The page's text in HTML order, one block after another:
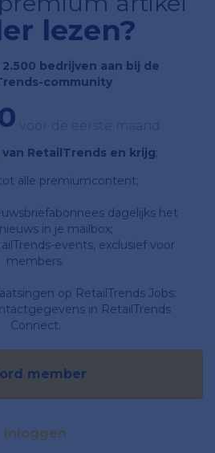
lezen?
bedrijven aan bij de
community
van RetailTrends en krijg;
tot alle premiumcontent;
dagelijks het
in je mailbox;
events, exclusief voor
members.
op RetailTrends Jobs;
in RetailTrends
Connect.
member
Inloggen